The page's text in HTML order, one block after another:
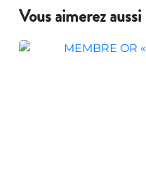
Vous aimerez aussi